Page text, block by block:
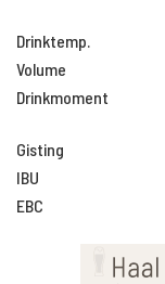
Drinktemp.
Volume
Drinkmoment
Gisting
IBU
EBC